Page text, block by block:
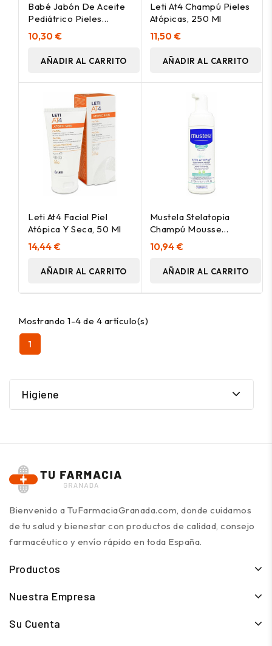
Babé Jabón De Aceite
Pediátrico Pieles
Atópicas, 200 Ml
10,30 €
AÑADIR AL CARRITO
Leti At4 Champú Pieles
Atópicas, 250 Ml
11,50 €
AÑADIR AL CARRITO
Leti At4 Facial Piel
Atópica Y Seca, 50 Ml
14,44 €
AÑADIR AL CARRITO
Mustela Stelatopia
Champú Mousse
Recién Nacido 150Ml
10,94 €
AÑADIR AL CARRITO
Mostrando 1-4 de 4 artículo(s)
1
Higiene
Bienvenido a TuFarmaciaGranada.com, donde cuidamos
de tu salud y bienestar con productos de calidad, consejo
farmacéutico y envío rápido en toda España.
Productos
Nuestra Empresa
Su Cuenta